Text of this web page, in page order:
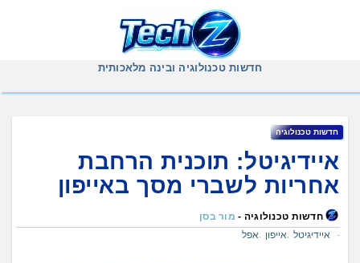
חדשות טכנולוגיה ובינה מלאכותית
חדשות טכנולוגיה
איידיגיטל: תוכנית הרחבת
אחריות לשברי מסך באייפון
חדשות טכנולוגיה - מור בסן
איידיגיטל
אייפון אפל